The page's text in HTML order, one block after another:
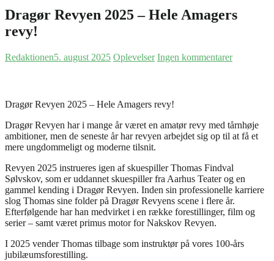
Dragør Revyen 2025 – Hele Amagers
revy!
Redaktionen5. august 2025 Oplevelser Ingen kommentarer
Dragør Revyen 2025 – Hele Amagers revy!
Dragør Revyen har i mange år været en amatør revy med tårnhøje
ambitioner, men de seneste år har revyen arbejdet sig op til at få et
mere ungdommeligt og moderne tilsnit.
Revyen 2025 instrueres igen af skuespiller Thomas Findval
Sølvskov, som er uddannet skuespiller fra Aarhus Teater og en
gammel kending i Dragør Revyen. Inden sin professionelle karriere
slog Thomas sine folder på Dragør Revyens scene i flere år.
Efterfølgende har han medvirket i en række forestillinger, film og
serier – samt været primus motor for Nakskov Revyen.
I 2025 vender Thomas tilbage som instruktør på vores 100-års
jubilæumsforestilling.